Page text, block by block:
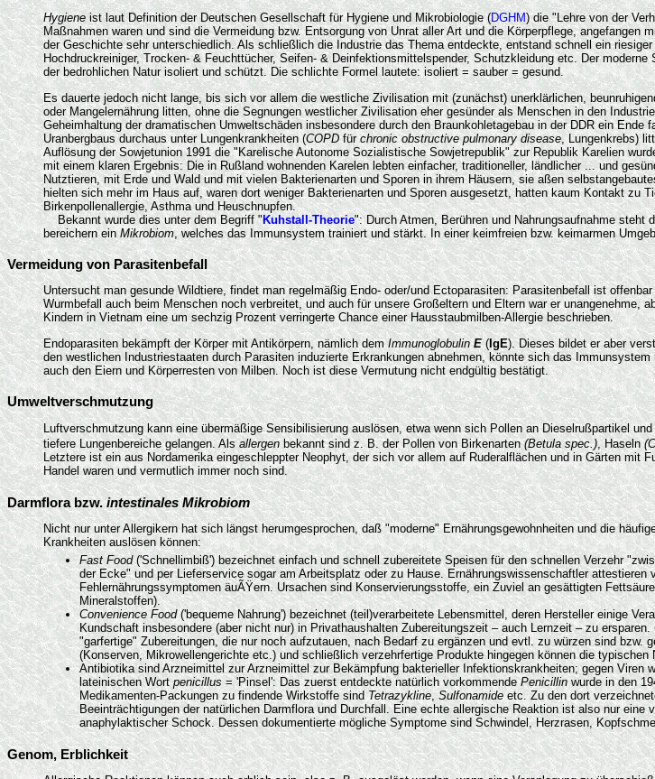
Hygieneist laut Definition der Deutschen Gesellschaft für Hygiene und Mikrobiologie (DGHM) die "Lehre von der
Maßnahmen waren und sind die Vermeidung bzw. Entsorgung von Unrat aller Art und die Körperpflege,
der Geschichte sehr unterschiedlich. Als schließlich die Industrie das Thema entdeckte, entstand schnell ein
Hochdruckreiniger, Trocken- & Feuchttücher, Seifen- & Deinfektionsmittelspender, Schutzkleidung etc. Der
der bedrohlichen Natur isoliert und schützt. Die schlichte Formel lautete: isoliert = sauber = gesund.
Es dauerte jedoch nicht lange, bis sich vor allem die westliche Zivilisation mit (zunächst) unerklärlichen,
oder Mangelernährung litten, ohne die Segnungen westlicher Zivilisation eher gesünder als Menschen in den
Geheimhaltung der dramatischen Umweltschäden insbesondere durch den Braunkohletagebau in der DDR ein
Uranbergbaus durchaus unter Lungenkrankheiten (COPDfürchronic obstructive pulmonary disease, Lungenkrebs)
Auflösung der Sowjetunion 1991 die "Karelische Autonome Sozialistische Sowjetrepublik" zur Republik Karelien
mit einem klaren Ergebnis: Die in Rußland wohnenden Karelen lebten einfacher, traditioneller, ländlicher ... und
Nutztieren, mit Erde und Wald und mit vielen Bakterienarten und Sporen in ihrem Häusern, sie aßen
hielten sich mehr im Haus auf, waren dort weniger Bakterienarten und Sporen ausgesetzt, hatten kaum Kontakt zu
Birkenpollenallergie, Asthma und Heuschnupfen.
Bekannt wurde dies unter dem Begriff "Kuhstall-Theorie": Durch Atmen, Berühren und Nahrungsaufnahme
bereichern einMikrobiom, welches das Immunsystem trainiert und stärkt. In einer keimfreien bzw. keimarmen
Vermeidung von Parasitenbefall
Untersucht man gesunde Wildtiere, findet man regelmäßig Endo- oder/und Ectoparasiten: Parasitenbefall ist
Wurmbefall auch beim Menschen noch verbreitet, und auch für unsere Großeltern und Eltern war er unangenehme,
Kindern in Vietnam eine um sechzig Prozent verringerte Chance einer Hausstaubmilben-Allergie beschrieben.
Endoparasiten bekämpft der Körper mit Antikörpern, nämlich demImmunoglobulinE( IgE). Dieses bildet er aber
den westlichen Industriestaaten durch Parasiten induzierte Erkrankungen abnehmen, könnte sich das
auch den Eiern und Körperresten von Milben. Noch ist diese Vermutung nicht endgültig bestätigt.
Umweltverschmutzung
Luftverschmutzung kann eine übermäßige Sensibilisierung auslösen, etwa wenn sich Pollen an Dieselrußpartikel
tiefere Lungenbereiche gelangen. Als allergenbekannt sind z. B. der Pollen von Birkenarten(Betula spec.), Haseln
Letztere ist ein aus Nordamerika eingeschleppter Neophyt, der sich vor allem auf Ruderalflächen und in Gärten
Handel waren und vermutlich immer noch sind.
Darmflora bzw.intestinales Mikrobiom
Nicht nur unter Allergikern hat sich längst herumgesprochen, daß "moderne" Ernährungsgewohnheiten und die
Krankheiten auslösen können:
Fast Food('Schnellimbiß') bezeichnet einfach und schnell zubereitete Speisen für den schnellen Verzehr
der Ecke" und per Lieferservice sogar am Arbeitsplatz oder zu Hause. Ernährungswissenschaftler
Fehlernährungssymptomen äuÃŸern. Ursachen sind Konservierungsstoffe, ein Zuviel an gesättigten
Mineralstoffen).
Convenience Food('bequeme Nahrung') bezeichnet (teil)verarbeitete Lebensmittel, deren Hersteller einige
Kundschaft insbesondere (aber nicht nur) in Privathaushalten Zubereitungszeit – auch Lernzeit – zu ersparen.
"garfertige" Zubereitungen, die nur noch aufzutauen, nach Bedarf zu ergänzen und evtl. zu würzen sind
(Konserven, Mikrowellengerichte etc.) und schließlich verzehrfertige Produkte hingegen können die
Antibiotika sind Arzneimittel zur Arzneimittel zur Bekämpfung bakterieller Infektionskrankheiten; gegen
lateinischen Wortpenicillus= 'Pinsel': Das zuerst entdeckte natürlich vorkommendePenicillinwurde in den
Medikamenten-Packungen zu findende Wirkstoffe sindTetrazykline,Sulfonamideetc. Zu den dort
Beeinträchtigungen der natürlichen Darmflora und Durchfall. Eine echte allergische Reaktion ist also nur
anaphylaktischer Schock. Dessen dokumentierte mögliche Symptome sind Schwindel, Herzrasen,
Genom, Erblichkeit